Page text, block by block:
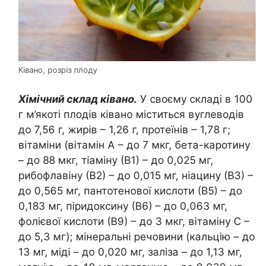
Ківано, розріз плоду
Хімічний склад ківано. У своєму складі в 100
г м’якоті плодів ківано міститься вуглеводів
до 7,56 г, жирів – 1,26 г, протеїнів – 1,78 г;
вітаміни (вітамін А – до 7 мкг, бета-каротину
– до 88 мкг, тіаміну (В1) – до 0,025 мг,
рибофлавіну (В2) – до 0,015 мг, ніацину (В3) –
до 0,565 мг, пантотенової кислоти (В5) – до
0,183 мг, піридоксину (В6) – до 0,063 мг,
фолієвої кислоти (В9) – до 3 мкг, вітаміну С –
до 5,3 мг); мінеральні речовини (кальцію – до
13 мг, міді – до 0,020 мг, заліза – до 1,13 мг,